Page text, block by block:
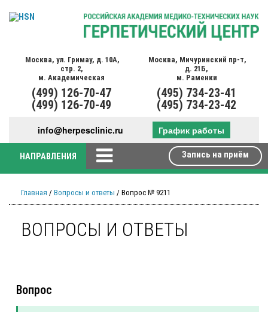
Москва, ул. Гримау, д. 10А,
стр. 2,
м. Академическая
(499) 126-70-47
(499) 126-70-49
Москва, Мичуринский пр-т,
д. 21Б,
м. Раменки
(495) 734-23-41
(495) 734-23-42
info@herpesclinic.ru График работы
НАПРАВЛЕНИЯ Запись на приём
Главная / Вопросы и ответы / Вопрос № 9211
ВОПРОСЫ И ОТВЕТЫ
Вопрос